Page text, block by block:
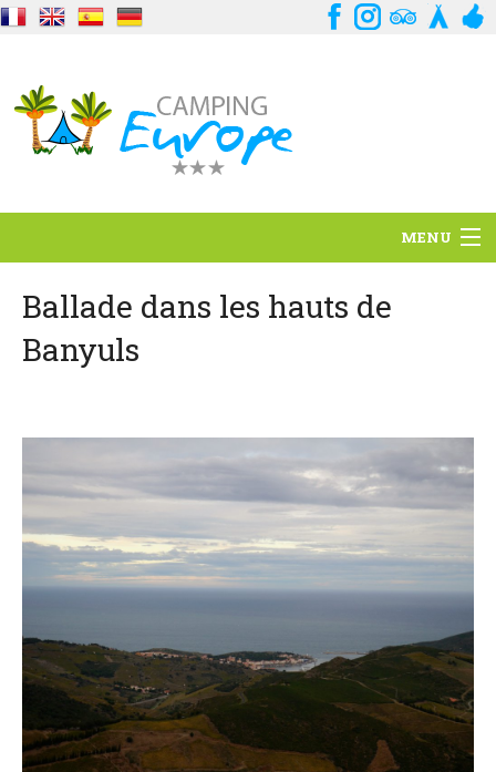
MENU
Situation
Ambiance
Location and access
Contact form
Documentation
News
Mobile home and rates
Plot and rates
Ballade dans les hauts de
Banyuls